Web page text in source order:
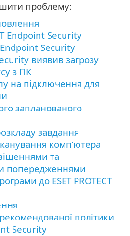
проблему:
Endpoint Security
Endpoint Security
виявив загрозу
з ПК
на підключення для
запланованого
завдання
комп’ютера
та
попередженнями
до ESET PROTECT
політики
Security